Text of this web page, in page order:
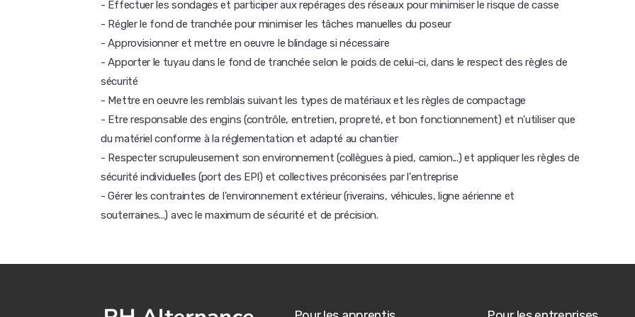
- Effectuer les sondages et participer aux repérages des réseaux pour minimiser le risque de casse
- Régler le fond de tranchée pour minimiser les tâches manuelles du poseur
- Approvisionner et mettre en oeuvre le blindage si nécessaire
- Apporter le tuyau dans le fond de tranchée selon le poids de celui-ci, dans le respect des règles de
sécurité
- Mettre en oeuvre les remblais suivant les types de matériaux et les règles de compactage
- Etre responsable des engins (contrôle, entretien, propreté, et bon fonctionnement) et n'utiliser que
du matériel conforme à la réglementation et adapté au chantier
- Respecter scrupuleusement son environnement (collègues à pied, camion...) et appliquer les règles de
sécurité individuelles (port des EPI) et collectives préconisées par l'entreprise
- Gérer les contraintes de l'environnement extérieur (riverains, véhicules, ligne aérienne et
souterraines...) avec le maximum de sécurité et de précision.